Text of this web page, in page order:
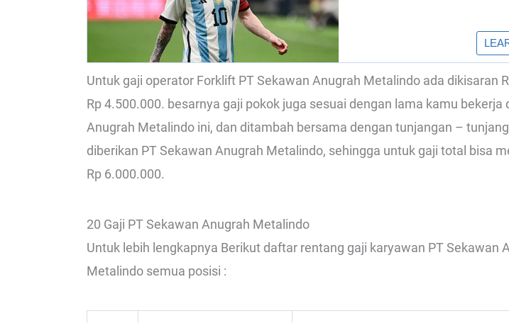
Untuk gaji operator Forklift PT Sekawan Anugrah Metalindo ada dikisaran
Rp 4.500.000. besarnya gaji pokok juga sesuai dengan lama kamu bekerja
Anugrah Metalindo ini, dan ditambah bersama dengan tunjangan –
diberikan PT Sekawan Anugrah Metalindo, sehingga untuk gaji total bisa
Rp 6.000.000.
20 Gaji PT Sekawan Anugrah Metalindo
Untuk lebih lengkapnya Berikut daftar rentang gaji karyawan PT Sekawan
Metalindo semua posisi :